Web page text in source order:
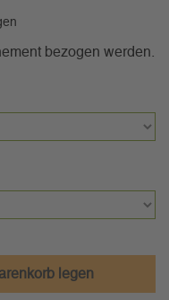
bezogen werden.
legen